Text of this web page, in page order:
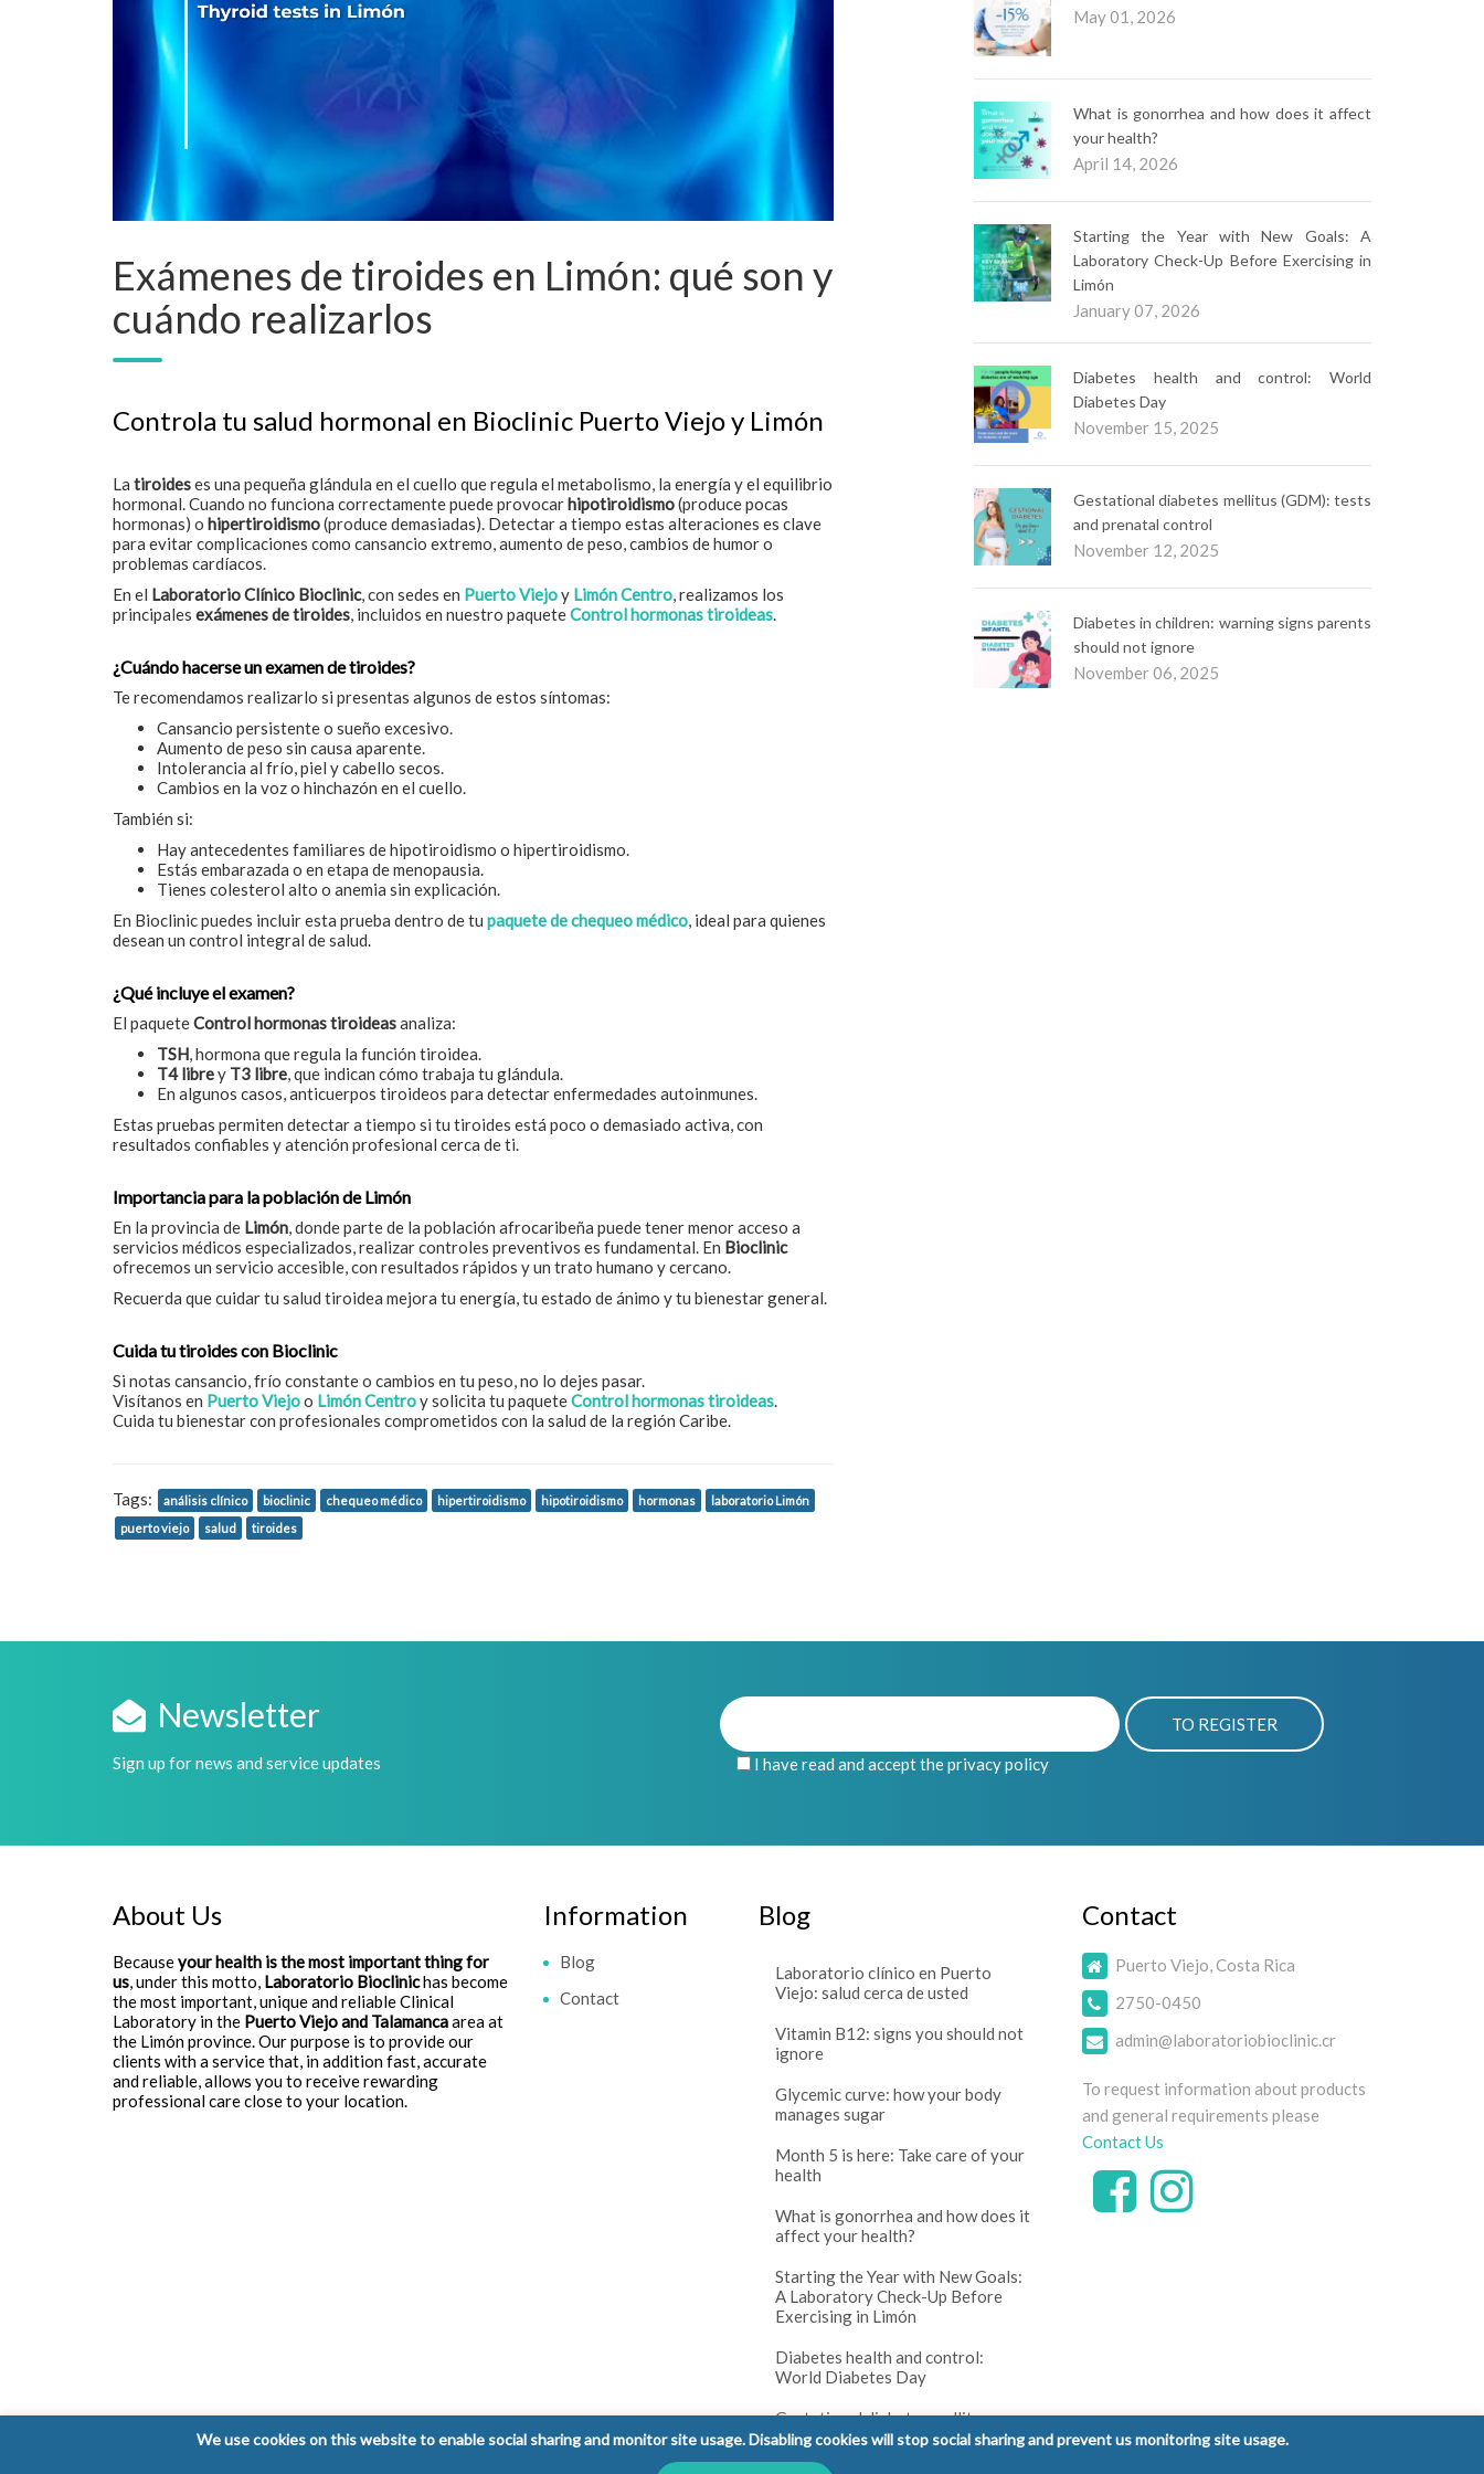
Exámenes de tiroides en Limón: qué son y
cuándo realizarlos
Controla tu salud hormonal en Bioclinic Puerto Viejo y Limón
La tiroideses una pequeña glándula en el cuello que regula el metabolismo, la energía y el equilibrio
hormonal. Cuando no funciona correctamente puede provocarhipotiroidismo(produce pocas
hormonas) o hipertiroidismo(produce demasiadas). Detectar a tiempo estas alteraciones es clave
para evitar complicaciones como cansancio extremo, aumento de peso, cambios de humor o
problemas cardíacos.
En el Laboratorio Clínico Bioclinic, con sedes en Puerto Viejoy Limón Centro , realizamos los
principales exámenes de tiroides , incluidos en nuestro paqueteControl hormonas tiroideas
¿Cuándo hacerse un examen de tiroides?
Te recomendamos realizarlo si presentas algunos de estos síntomas:
Cansancio persistente o sueño excesivo.
Aumento de peso sin causa aparente.
Intolerancia al frío, piel y cabello secos.
Cambios en la voz o hinchazón en el cuello.
También si:
Hay antecedentes familiares de hipotiroidismo o hipertiroidismo.
Estás embarazada o en etapa de menopausia.
Tienes colesterol alto o anemia sin explicación.
En Bioclinic puedes incluir esta prueba dentro de tu paquete de chequeo médico , ideal para quienes
desean un control integral de salud.
¿Qué incluye el examen?
El paqueteControl hormonas tiroideasanaliza:
TSH , hormona que regula la función tiroidea.
T4 librey T3 libre , que indican cómo trabaja tu glándula.
En algunos casos, anticuerpos tiroideos para detectar enfermedades autoinmunes.
Estas pruebas permiten detectar a tiempo si tu tiroides está poco o demasiado activa, con
resultados confiables y atención profesional cerca de ti.
Importancia para la población de Limón
En la provincia de Limón , donde parte de la población afrocaribeña puede tener menor acceso a
servicios médicos especializados, realizar controles preventivos es fundamental. En Bioclinic
ofrecemos un servicio accesible, con resultados rápidos y un trato humano y cercano.
Recuerda que cuidar tu salud tiroidea mejora tu energía, tu estado de ánimo y tu bienestar general.
Cuida tu tiroides con Bioclinic
Si notas cansancio, frío constante o cambios en tu peso, no lo dejes pasar.
Visítanos en Puerto Viejoo Limón Centroy solicita tu paqueteControl hormonas tiroideas
Cuida tu bienestar con profesionales comprometidos con la salud de la región Caribe.
Tags: análisis clínico bioclinic chequeo médico hipertiroidismo hipotiroidismo hormonas
laboratorio Limón
puerto viejo
salud tiroides
May 01, 2026
What is gonorrhea and how does it affect
your health?
April 14, 2026
Starting the Year with New Goals: A
Laboratory Check-Up Before Exercising in
Limón
January 07, 2026
Diabetes health and control: World
Diabetes Day
November 15, 2025
Gestational diabetes mellitus (GDM): tests
and prenatal control
November 12, 2025
Diabetes in children: warning signs parents
should not ignore
November 06, 2025
Newsletter
Sign up for news and service updates I have read and accept the privacy policy
About Us
Becauseyour health is the most important thing for
us , under this motto, Laboratorio Bioclinichas become
the most important, unique and reliable Clinical
Laboratory in the Puerto Viejo and Talamancaarea at
the Limón province. Our purpose is to provide our
clients with a service that, in addition fast, accurate
and reliable, allows you to receive rewarding
professional care close to your location.
Information
Blog
Contact
Blog
Laboratorio clínico en Puerto
Viejo: salud cerca de usted
Vitamin B12: signs you should not
ignore
Glycemic curve: how your body
manages sugar
Month 5 is here: Take care of your
health
What is gonorrhea and how does it
affect your health?
Starting the Year with New Goals:
A Laboratory Check-Up Before
Exercising in Limón
Diabetes health and control:
World Diabetes Day
Gestational diabetes mellitus
(GDM): tests and prenatal control
Contact
Puerto Viejo, Costa Rica
2750-0450
admin@laboratoriobioclinic.cr
To request information about products
and general requirements please
Contact Us
We use cookies on this website to enable social sharing and monitor site usage. Disabling cookies will stop social sharing and prevent us monitoring site usage.